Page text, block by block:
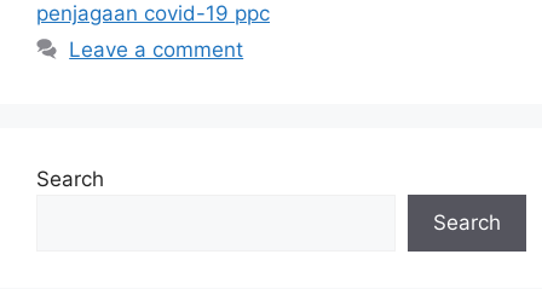
penjagaan covid-19 ppc
Leave a comment
Search
Search